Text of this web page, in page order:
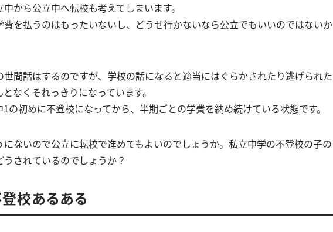
から公立中へ転校も考えてしまいます。
費を払うのはもったいないし、どうせ行かないなら公立でもいいのではないか
間話はするのですが、学校の話になると適当にはぐらかされたり逃げられた
なくそれっきりになっています。
の初めに不登校になってから、半期ごとの学費を納め続けている状態です。
ないので公立に転校で進めてもよいのでしょうか。私立中学の不登校の子の
されているのでしょうか？
校あるある